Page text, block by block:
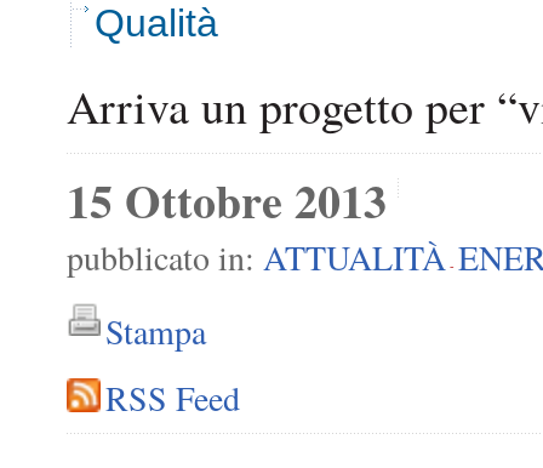
Qualità
Arriva un progetto per
15 Ottobre 2013
pubblicato in: ATTUALITÀ -
Stampa
RSS Feed